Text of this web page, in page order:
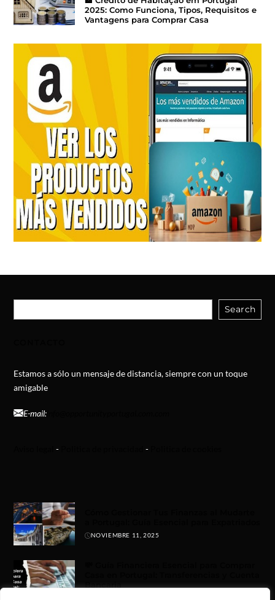
2025: Como Funciona, Tipos, Requisitos e
Vantagens para Comprar Casa
Search
Estamos a sólo un mensaje de distancia, siempre con un toque
amigable
E-mail:info@opportunityportugal.com.com
- -
NOVIEMBRE 11, 2025
Bancaria